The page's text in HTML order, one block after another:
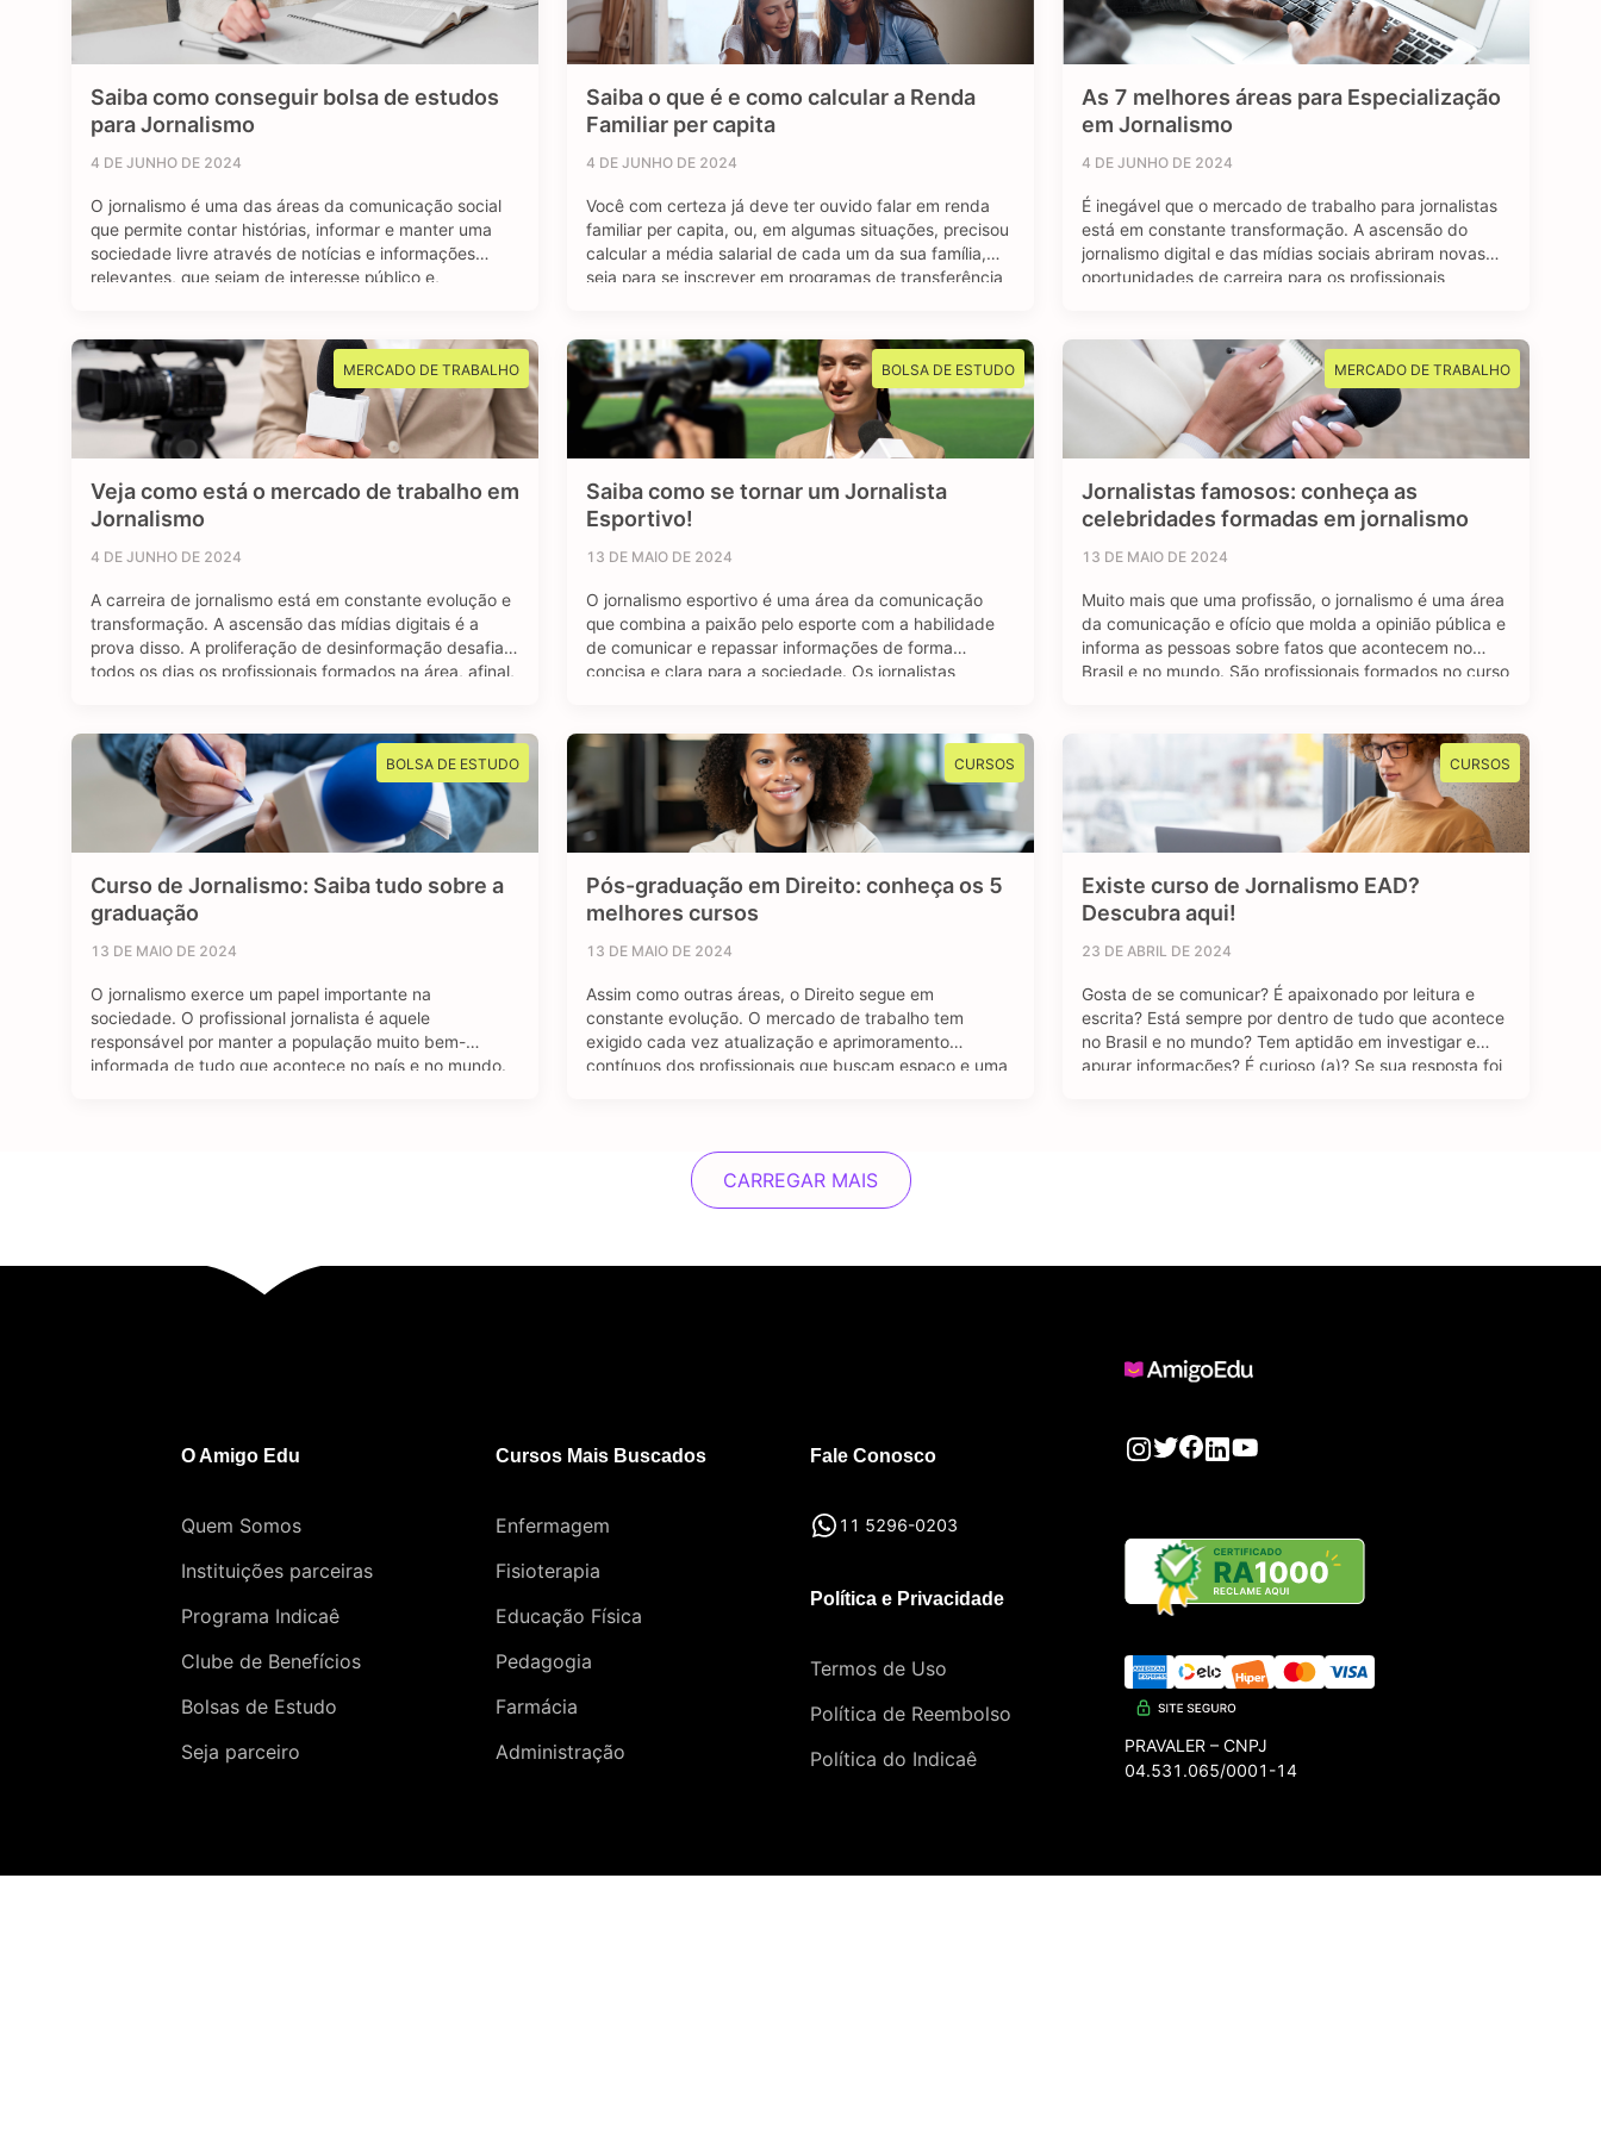
Saiba como conseguir bolsa de estudos
para Jornalismo
4 DE JUNHO DE 2024
O jornalismo é uma das áreas da comunicação social
que permite contar histórias, informar e manter uma
sociedade livre através de notícias e informações
relevantes, que sejam de interesse público e,
dados, se sente atraído por essa profissão …
Saiba o que é e como calcular a Renda
Familiar per capita
4 DE JUNHO DE 2024
Você com certeza já deve ter ouvido falar em renda
familiar per capita, ou, em algumas situações, precisou
calcular a média salarial de cada um da sua família,
seja para se inscrever em programas de transferência
Mas afinal, …
As 7 melhores áreas para Especialização
em Jornalismo
4 DE JUNHO DE 2024
É inegável que o mercado de trabalho para jornalistas
está em constante transformação. A ascensão do
jornalismo digital e das mídias sociais abriram novas
oportunidades de carreira para os profissionais
das profissões extintas do mundo. …
MERCADO DE TRABALHO
Veja como está o mercado de trabalho em
Jornalismo
4 DE JUNHO DE 2024
A carreira de jornalismo está em constante evolução e
transformação. A ascensão das mídias digitais é a
prova disso. A proliferação de desinformação desafia
todos os dias os profissionais formados na área, afinal,
dos contras, o avanço das redes …
BOLSA DE ESTUDO
Saiba como se tornar um Jornalista
Esportivo!
13 DE MAIO DE 2024
O jornalismo esportivo é uma área da comunicação
que combina a paixão pelo esporte com a habilidade
de comunicar e repassar informações de forma
concisa e clara para a sociedade. Os jornalistas
objetivo de manter o público bem informado sobre os
resultados, bastidores …
MERCADO DE TRABALHO
Jornalistas famosos: conheça as
celebridades formadas em jornalismo
13 DE MAIO DE 2024
Muito mais que uma profissão, o jornalismo é uma área
da comunicação e ofício que molda a opinião pública e
informa as pessoas sobre fatos que acontecem no
Brasil e no mundo. São profissionais formados no curso
BOLSA DE ESTUDO
Curso de Jornalismo: Saiba tudo sobre a
graduação
13 DE MAIO DE 2024
O jornalismo exerce um papel importante na
sociedade. O profissional jornalista é aquele
responsável por manter a população muito bem-
informada de tudo que acontece no país e no mundo.
CURSOS
Pós-graduação em Direito: conheça os 5
melhores cursos
13 DE MAIO DE 2024
Assim como outras áreas, o Direito segue em
constante evolução. O mercado de trabalho tem
exigido cada vez atualização e aprimoramento
contínuos dos profissionais que buscam espaço e uma
desejam se sobressair diante …
CURSOS
Existe curso de Jornalismo EAD?
Descubra aqui!
23 DE ABRIL DE 2024
Gosta de se comunicar? É apaixonado por leitura e
escrita? Está sempre por dentro de tudo que acontece
no Brasil e no mundo? Tem aptidão em investigar e
apurar informações? É curioso (a)? Se sua resposta foi
CARREGAR MAIS
O Amigo Edu
Quem Somos
Instituições parceiras
Programa Indicaê
Clube de Benefícios
Bolsas de Estudo
Seja parceiro
Cursos Mais Buscados
Enfermagem
Fisioterapia
Educação Física
Pedagogia
Farmácia
Administração
Fale Conosco
11 5296-0203
Política e Privacidade
Termos de Uso
Política de Reembolso
Política do Indicaê
PRAVALER – CNPJ
04.531.065/0001-14